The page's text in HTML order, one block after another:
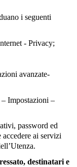
i seguenti
- Privacy;
avanzate-
–
password ed
ai servizi
destinatari e